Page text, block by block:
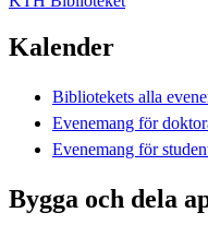
Kalender
Bibliotekets alla
Evenemang för
Evenemang för
Bygga och dela